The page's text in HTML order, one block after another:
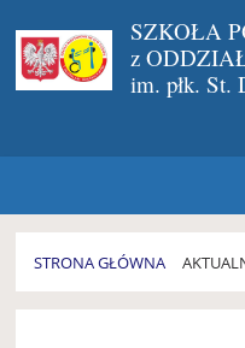
SZKOŁA
z
im. płk. St.
STRONA GŁÓWNA